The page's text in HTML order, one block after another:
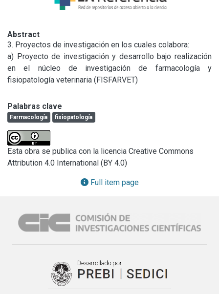
Abstract
3. Proyectos de investigación en los cuales colabora:
a) Proyecto de investigación y desarrollo bajo realización
en el núcleo de investigación de farmacología y
fisiopatología veterinaria (FISFARVET)
Palabras clave
Farmacología fisiopatología
Esta obra se publica con la licencia Creative Commons
Attribution 4.0 International (BY 4.0)
Full item page